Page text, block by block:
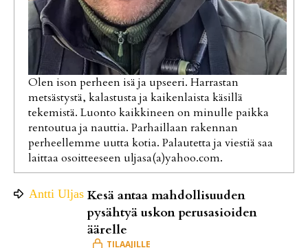
Olen ison perheen isä ja upseeri. Harrastan
metsästystä, kalastusta ja kaikenlaista käsillä
tekemistä. Luonto kaikkineen on minulle paikka
rentoutua ja nauttia. Parhaillaan rakennan
perheellemme uutta kotia. Palautetta ja viestiä saa
laittaa osoitteeseen uljasa(a)yahoo.com.
Antti Uljas Kesä antaa mahdollisuuden
pysähtyä uskon perusasioiden
äärelle